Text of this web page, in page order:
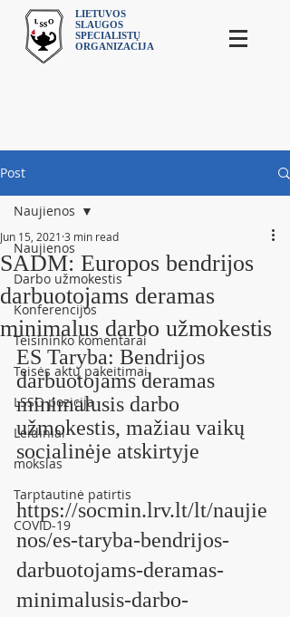
LIETUVOS
SLAUGOS
SPECIALISTŲ
ORGANIZACIJA
Post
Naujienos
Darbo užmokestis
Konferencijos
Teisininko komentarai
Teisės aktų pakeitimai
LSSO pozicija
Leidiniai
mokslas
Tarptautinė patirtis
COVID-19
Naujienos
SADM: Europos bendrijos
darbuotojams deramas
minimalus darbo užmokestis
Jun 15, 2021 3 min read
ES Taryba: Bendrijos
darbuotojams deramas
minimalusis darbo
užmokestis, mažiau vaikų
socialinėje atskirtyje
https://socmin.lrv.lt/lt/naujie
nos/es-taryba-bendrijos-
darbuotojams-deramas-
minimalusis-darbo-